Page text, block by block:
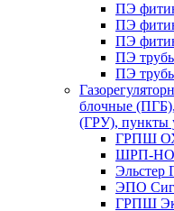
ПЭ
ПЭ
ПЭ
ПЭ
ПЭ
блочные (ПГБ),
(ГРУ), пункты
ГРПШ
ШРП-
Эльстер
ЭПО
ГРПШ